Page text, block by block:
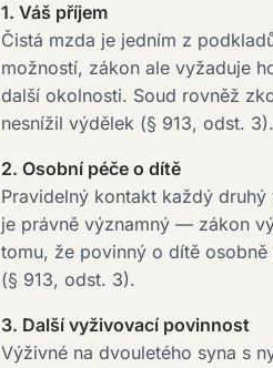
1. Váš příjem
Čistá mzda je jedním z
možností, zákon ale vyžaduje
další okolnosti. Soud rovněž
nesnížil výdělek (§ 913, odst. 3).
2. Osobní péče o dítě
Pravidelný kontakt každý
je právně významný — zákon
tomu, že povinný o dítě
(§ 913, odst. 3).
3. Další vyživovací povinnost
Výživné na dvouletého syna s